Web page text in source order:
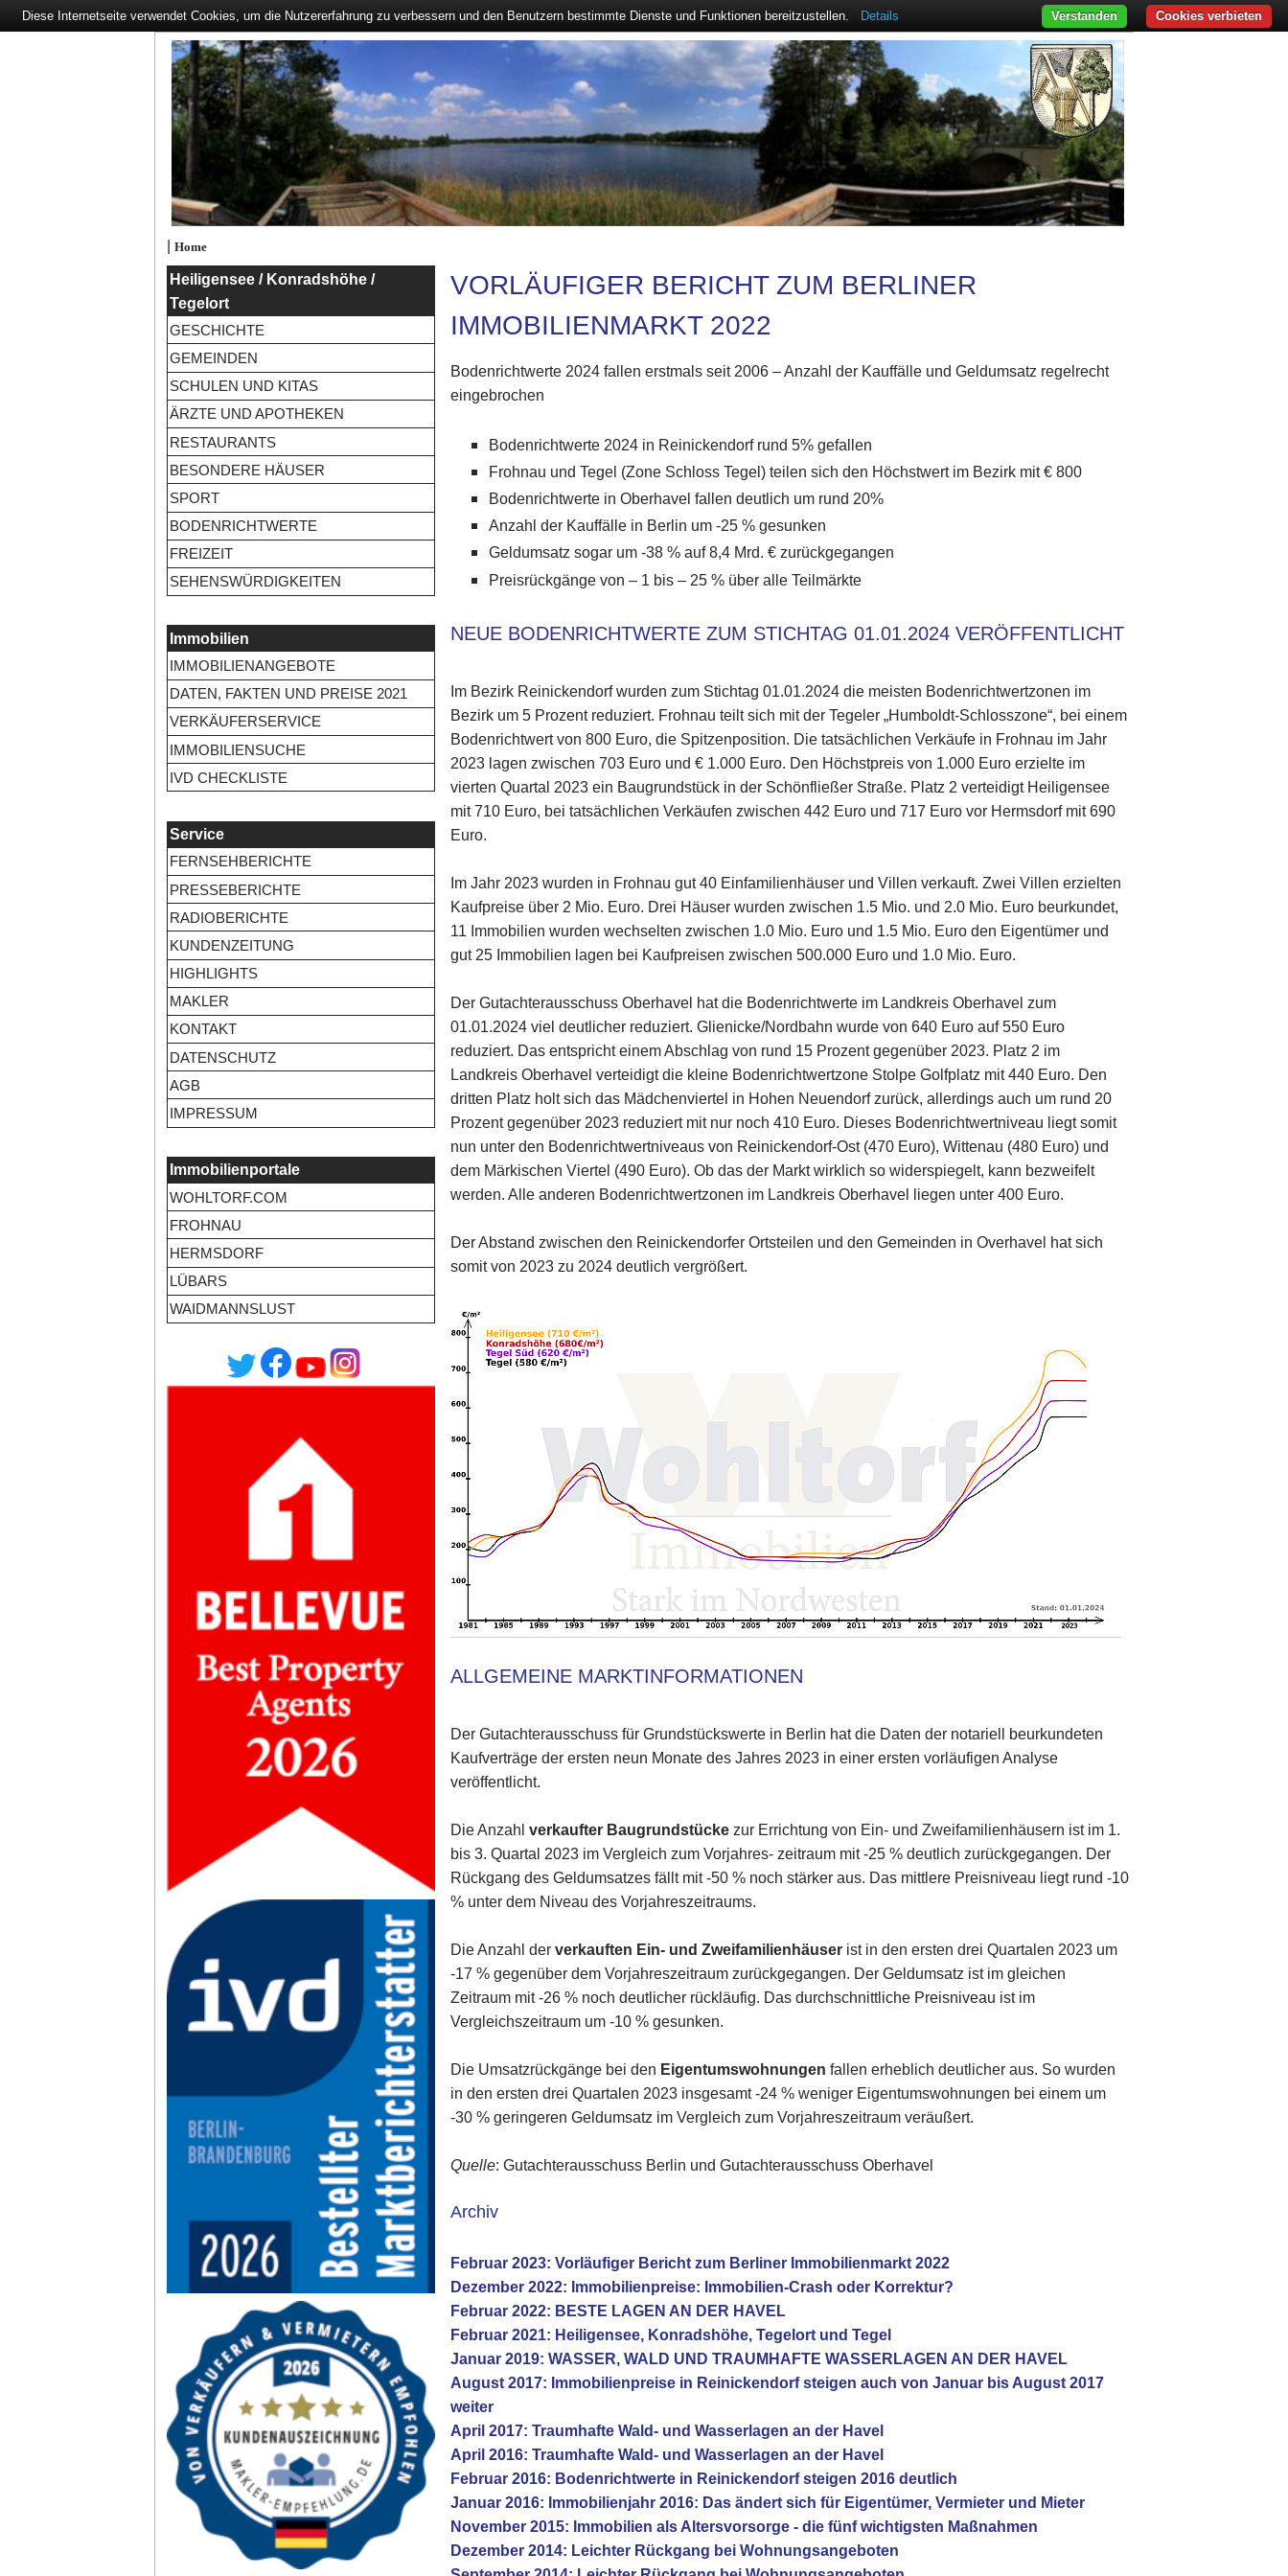
| Home
Heiligensee / Konradshöhe /
Tegelort
GESCHICHTE
GEMEINDEN
SCHULEN UND KITAS
ÄRZTE UND APOTHEKEN
RESTAURANTS
BESONDERE HÄUSER
SPORT
BODENRICHTWERTE
FREIZEIT
SEHENSWÜRDIGKEITEN
Immobilien
IMMOBILIENANGEBOTE
DATEN, FAKTEN UND PREISE 2021
VERKÄUFERSERVICE
IMMOBILIENSUCHE
IVD CHECKLISTE
Service
FERNSEHBERICHTE
PRESSEBERICHTE
RADIOBERICHTE
KUNDENZEITUNG
HIGHLIGHTS
MAKLER
KONTAKT
DATENSCHUTZ
AGB
IMPRESSUM
Immobilienportale
WOHLTORF.COM
FROHNAU
HERMSDORF
LÜBARS
WAIDMANNSLUST
VORLÄUFIGER BERICHT ZUM BERLINER
IMMOBILIENMARKT 2022
Bodenrichtwerte 2024 fallen erstmals seit 2006 – Anzahl der Kauffälle und Geldumsatz regelrecht
eingebrochen
Bodenrichtwerte 2024 in Reinickendorf rund 5% gefallen
Frohnau und Tegel (Zone Schloss Tegel) teilen sich den Höchstwert im Bezirk mit € 800
Bodenrichtwerte in Oberhavel fallen deutlich um rund 20%
Anzahl der Kauffälle in Berlin um -25 % gesunken
Geldumsatz sogar um -38 % auf 8,4 Mrd. € zurückgegangen
Preisrückgänge von – 1 bis – 25 % über alle Teilmärkte
NEUE BODENRICHTWERTE ZUM STICHTAG 01.01.2024 VERÖFFENTLICHT
Im Bezirk Reinickendorf wurden zum Stichtag 01.01.2024 die meisten Bodenrichtwertzonen im
Bezirk um 5 Prozent reduziert. Frohnau teilt sich mit der Tegeler „Humboldt-Schlosszone“, bei einem
Bodenrichtwert von 800 Euro, die Spitzenposition. Die tatsächlichen Verkäufe in Frohnau im Jahr
2023 lagen zwischen 703 Euro und € 1.000 Euro. Den Höchstpreis von 1.000 Euro erzielte im
vierten Quartal 2023 ein Baugrundstück in der Schönfließer Straße. Platz 2 verteidigt Heiligensee
mit 710 Euro, bei tatsächlichen Verkäufen zwischen 442 Euro und 717 Euro vor Hermsdorf mit 690
Euro.
Im Jahr 2023 wurden in Frohnau gut 40 Einfamilienhäuser und Villen verkauft. Zwei Villen erzielten
Kaufpreise über 2 Mio. Euro. Drei Häuser wurden zwischen 1.5 Mio. und 2.0 Mio. Euro beurkundet,
11 Immobilien wurden wechselten zwischen 1.0 Mio. Euro und 1.5 Mio. Euro den Eigentümer und
gut 25 Immobilien lagen bei Kaufpreisen zwischen 500.000 Euro und 1.0 Mio. Euro.
Der Gutachterausschuss Oberhavel hat die Bodenrichtwerte im Landkreis Oberhavel zum
01.01.2024 viel deutlicher reduziert. Glienicke/Nordbahn wurde von 640 Euro auf 550 Euro
reduziert. Das entspricht einem Abschlag von rund 15 Prozent gegenüber 2023. Platz 2 im
Landkreis Oberhavel verteidigt die kleine Bodenrichtwertzone Stolpe Golfplatz mit 440 Euro. Den
dritten Platz holt sich das Mädchenviertel in Hohen Neuendorf zurück, allerdings auch um rund 20
Prozent gegenüber 2023 reduziert mit nur noch 410 Euro. Dieses Bodenrichtwertniveau liegt somit
nun unter den Bodenrichtwertniveaus von Reinickendorf-Ost (470 Euro), Wittenau (480 Euro) und
dem Märkischen Viertel (490 Euro). Ob das der Markt wirklich so widerspiegelt, kann bezweifelt
werden. Alle anderen Bodenrichtwertzonen im Landkreis Oberhavel liegen unter 400 Euro.
Der Abstand zwischen den Reinickendorfer Ortsteilen und den Gemeinden in Overhavel hat sich
somit von 2023 zu 2024 deutlich vergrößert.
ALLGEMEINE MARKTINFORMATIONEN
Der Gutachterausschuss für Grundstückswerte in Berlin hat die Daten der notariell beurkundeten
Kaufverträge der ersten neun Monate des Jahres 2023 in einer ersten vorläufigen Analyse
veröffentlicht.
Die Anzahlverkaufter Baugrundstückezur Errichtung von Ein- und Zweifamilienhäusern ist im 1.
bis 3. Quartal 2023 im Vergleich zum Vorjahres- zeitraum mit -25 % deutlich zurückgegangen. Der
Rückgang des Geldumsatzes fällt mit -50 % noch stärker aus. Das mittlere Preisniveau liegt rund -10
% unter dem Niveau des Vorjahreszeitraums.
Die Anzahl derverkauften Ein- und Zweifamilienhäuser ist in den ersten drei Quartalen 2023 um
-17 % gegenüber dem Vorjahreszeitraum zurückgegangen. Der Geldumsatz ist im gleichen
Zeitraum mit -26 % noch deutlicher rückläufig. Das durchschnittliche Preisniveau ist im
Vergleichszeitraum um -10 % gesunken.
Die Umsatzrückgänge bei den Eigentumswohnungen fallen erheblich deutlicher aus. So wurden
in den ersten drei Quartalen 2023 insgesamt -24 % weniger Eigentumswohnungen bei einem um
-30 % geringeren Geldumsatz im Vergleich zum Vorjahreszeitraum veräußert.
Quelle: Gutachterausschuss Berlin und Gutachterausschuss Oberhavel
Archiv
Februar 2023: Vorläufiger Bericht zum Berliner Immobilienmarkt 2022
Dezember 2022: Immobilienpreise: Immobilien-Crash oder Korrektur?
Februar 2022: BESTE LAGEN AN DER HAVEL
Februar 2021: Heiligensee, Konradshöhe, Tegelort und Tegel
Januar 2019: WASSER, WALD UND TRAUMHAFTE WASSERLAGEN AN DER HAVEL
August 2017: Immobilienpreise in Reinickendorf steigen auch von Januar bis August 2017
weiter
April 2017: Traumhafte Wald- und Wasserlagen an der Havel
April 2016: Traumhafte Wald- und Wasserlagen an der Havel
Februar 2016: Bodenrichtwerte in Reinickendorf steigen 2016 deutlich
Januar 2016: Immobilienjahr 2016: Das ändert sich für Eigentümer, Vermieter und Mieter
November 2015: Immobilien als Altersvorsorge - die fünf wichtigsten Maßnahmen
Dezember 2014: Leichter Rückgang bei Wohnungsangeboten
Diese Internetseite verwendet Cookies, um die Nutzererfahrung zu verbessern und den Benutzern bestimmte Dienste und Funktionen bereitzustellen. Details Cookies verbieten
Verstanden